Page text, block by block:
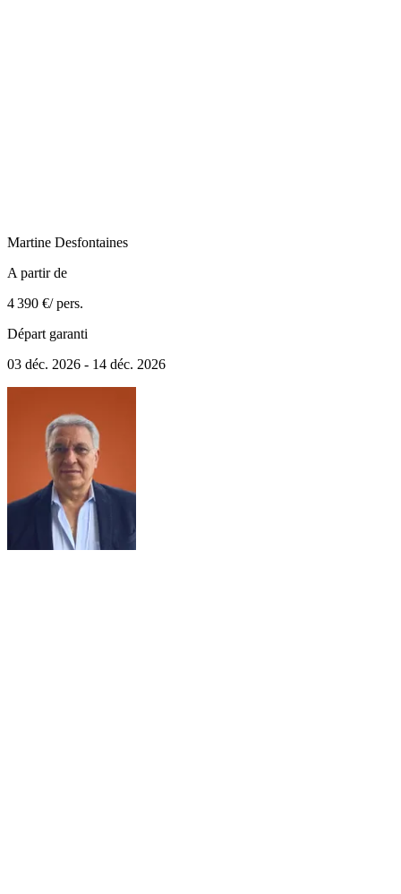
Martine Desfontaines
A partir de
4 390 €/ pers.
Départ garanti
03 déc. 2026 - 14 déc. 2026